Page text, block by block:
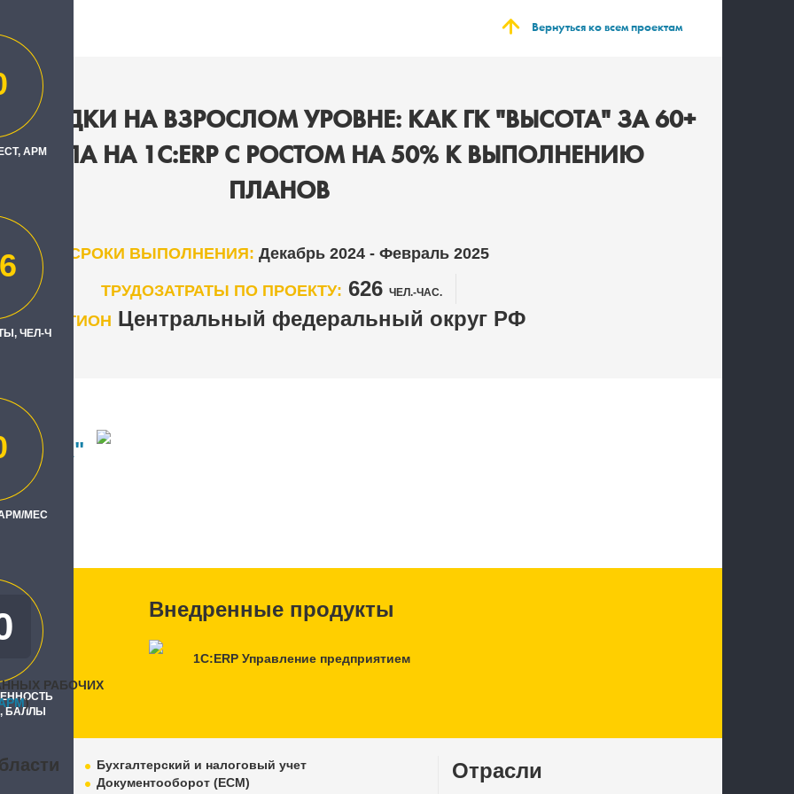
Вернуться ко всем проектам
НА ВЗРОСЛОМ УРОВНЕ: КАК ГК "ВЫСОТА" ЗА 60+
НА 1С:ERP С РОСТОМ НА 50% К ВЫПОЛНЕНИЮ
ПЛАНОВ
СРОКИ ВЫПОЛНЕНИЯ: Декабрь 2024 - Февраль 2025
ТРУДОЗАТРАТЫ ПО ПРОЕКТУ: 626 ЧЕЛ.-ЧАС.
РЕГИОН Центральный федеральный округ РФ
АРМ
ЧЕЛ-Ч
МЕС
БАЛЛЫ
IT"
РАБОЧИХ
)
Внедренные продукты
1С:ERP Управление предприятием
Бухгалтерский и налоговый учет
Документооборот (ECM)
Отрасли